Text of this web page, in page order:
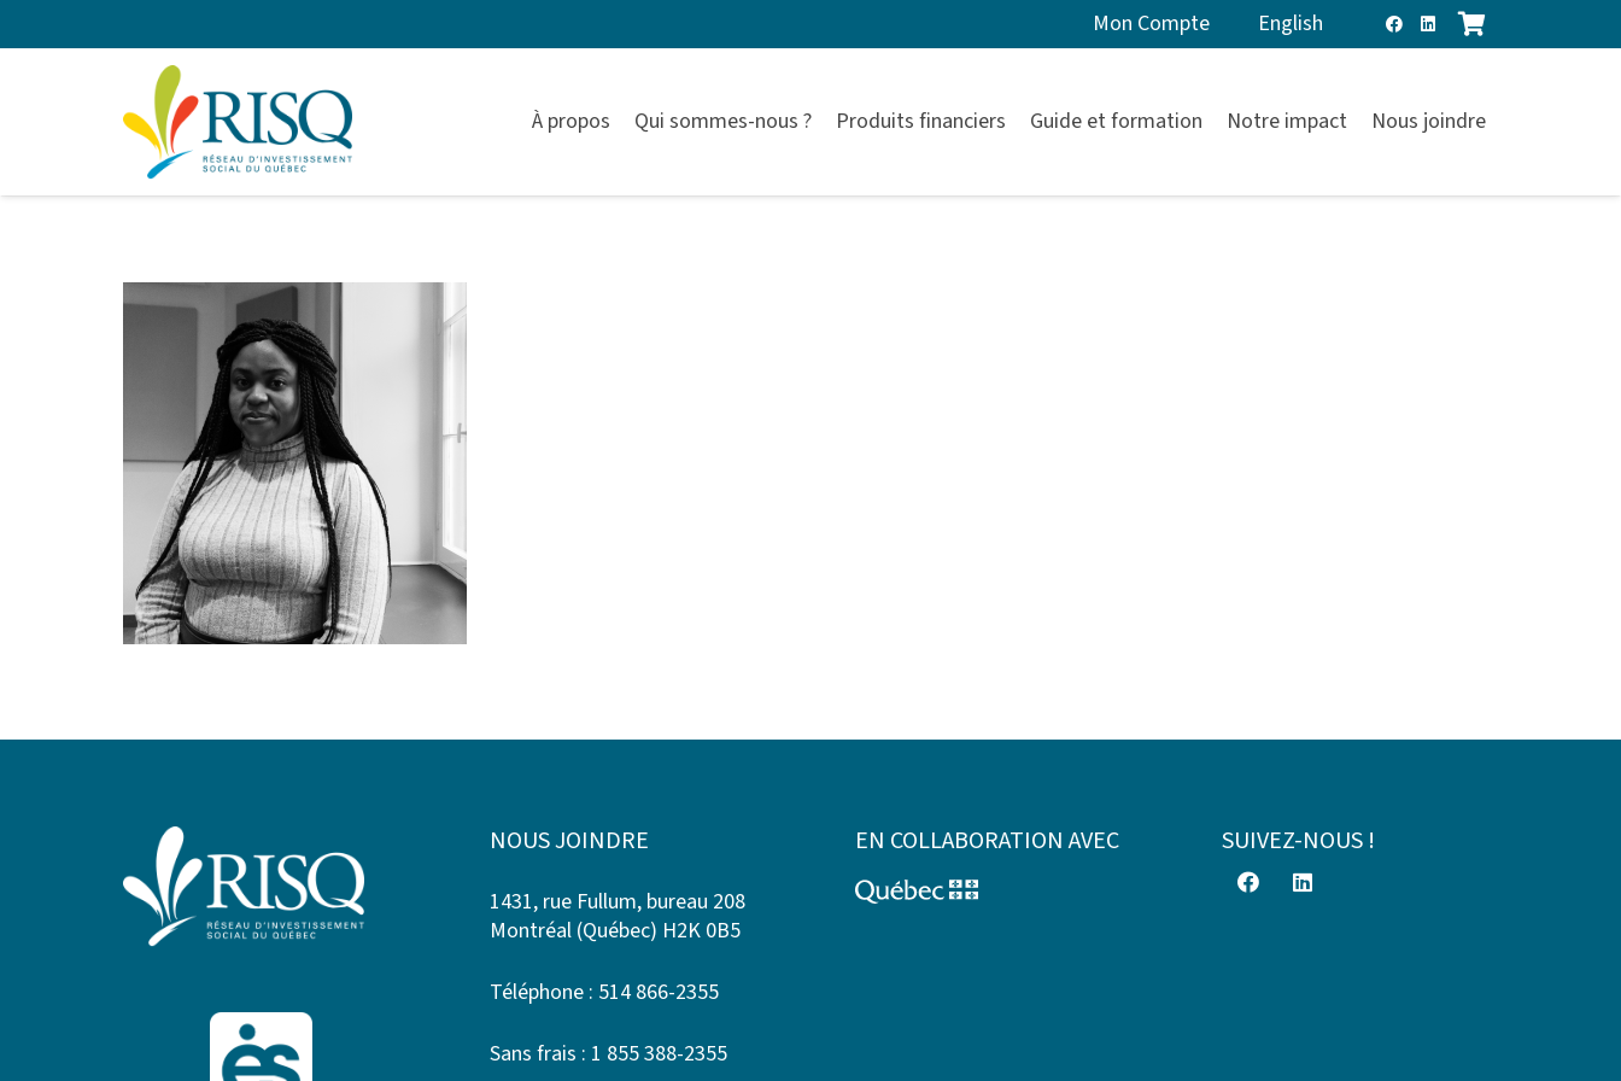
Mon Compte English
À propos Qui sommes-nous ? Produits financiers Guide et formation Notre impact Nous joindre
NOUS JOINDRE
1431, rue Fullum, bureau 208
Montréal (Québec) H2K 0B5
Téléphone : 514 866-2355
Sans frais : 1 855 388-2355
EN COLLABORATION AVEC SUIVEZ-NOUS !